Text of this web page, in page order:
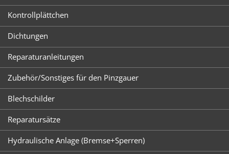
Kontrollplättchen
Dichtungen
Reparaturanleitungen
Zubehör/Sonstiges für den Pinzgauer
Blechschilder
Reparatursätze
Hydraulische Anlage (Bremse+Sperren)